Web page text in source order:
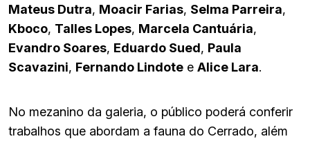
Mateus Dutra, Moacir Farias, Selma Parreira,
Kboco, Talles Lopes, Marcela Cantuária,
Evandro Soares, Eduardo Sued, Paula
Scavazini, Fernando Lindote e Alice Lara.
No mezanino da galeria, o público poderá conferir
trabalhos que abordam a fauna do Cerrado, além